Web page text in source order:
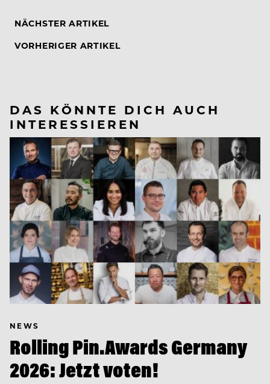
NÄCHSTER ARTIKEL
VORHERIGER ARTIKEL
DAS KÖNNTE DICH AUCH
INTERESSIEREN
NEWS
Rolling Pin.Awards Germany
2026: Jetzt voten!